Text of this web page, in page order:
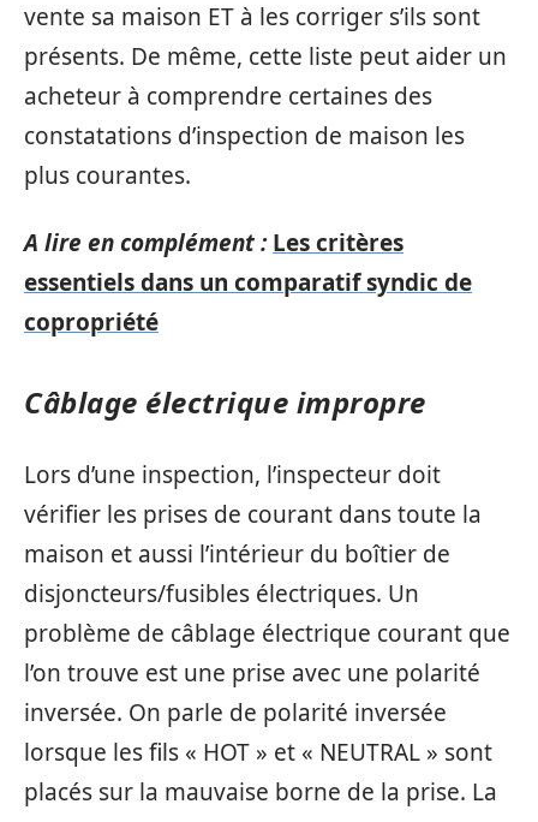
vente sa maison ET à les corriger s’ils sont
présents. De même, cette liste peut aider un
acheteur à comprendre certaines des
constatations d’inspection de maison les
plus courantes.
A lire en complément : Les critères
essentiels dans un comparatif syndic de
copropriété
Câblage électrique impropre
Lors d’une inspection, l’inspecteur doit
vérifier les prises de courant dans toute la
maison et aussi l’intérieur du boîtier de
disjoncteurs/fusibles électriques. Un
problème de câblage électrique courant que
l’on trouve est une prise avec une polarité
inversée. On parle de polarité inversée
lorsque les fils « HOT » et « NEUTRAL » sont
placés sur la mauvaise borne de la prise. La